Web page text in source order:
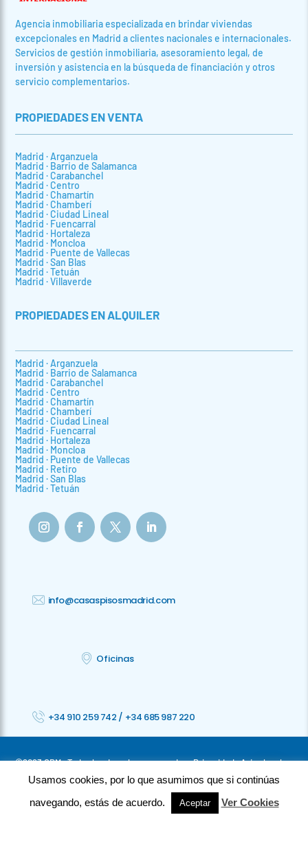
Agencia inmobiliaria especializada en brindar viviendas
excepcionales en Madrid a clientes nacionales e internacionales.
Servicios de gestión inmobiliaria, asesoramiento legal, de
inversión y asistencia en la búsqueda de financiación y otros
servicio complementarios.
PROPIEDADES EN VENTA
Madrid · Arganzuela
Madrid · Barrio de Salamanca
Madrid · Carabanchel
Madrid · Centro
Madrid · Chamartín
Madrid · Chamberí
Madrid · Ciudad Lineal
Madrid · Fuencarral
Madrid · Hortaleza
Madrid · Moncloa
Madrid · Puente de Vallecas
Madrid · San Blas
Madrid · Tetuán
Madrid · Villaverde
PROPIEDADES EN ALQUILER
Madrid · Arganzuela
Madrid · Barrio de Salamanca
Madrid · Carabanchel
Madrid · Centro
Madrid · Chamartín
Madrid · Chamberí
Madrid · Ciudad Lineal
Madrid · Fuencarral
Madrid · Hortaleza
Madrid · Moncloa
Madrid · Puente de Vallecas
Madrid · Retiro
Madrid · San Blas
Madrid · Tetuán
info@casaspisosmadrid.com
Oficinas
+34 910 259 742 / +34 685 987 220
©2023 CPM · Todos los derechos reservados ·Privacidad· Aviso legal
Cookies· Accesibilidad
Usamos cookies, por lo que asumimos que si continúas
navegando, estás de acuerdo.
Aceptar Ver Cookies